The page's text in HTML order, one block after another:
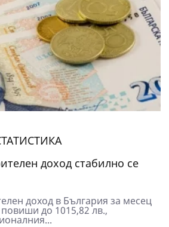
доход стабилно се
доход в България за месец
до 1015,82 лв.,